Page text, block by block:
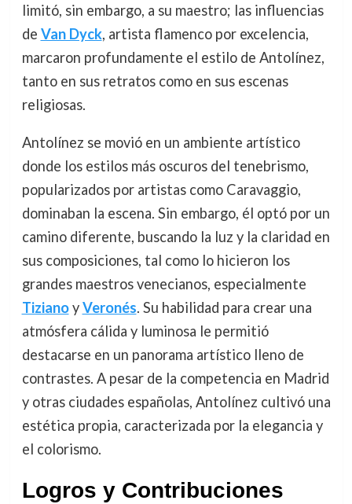
limitó, sin embargo, a su maestro; las influencias
de Van Dyck, artista flamenco por excelencia,
marcaron profundamente el estilo de Antolínez,
tanto en sus retratos como en sus escenas
religiosas.
Antolínez se movió en un ambiente artístico
donde los estilos más oscuros del tenebrismo,
popularizados por artistas como Caravaggio,
dominaban la escena. Sin embargo, él optó por un
camino diferente, buscando la luz y la claridad en
sus composiciones, tal como lo hicieron los
grandes maestros venecianos, especialmente
TizianoyVeronés. Su habilidad para crear una
atmósfera cálida y luminosa le permitió
destacarse en un panorama artístico lleno de
contrastes. A pesar de la competencia en Madrid
y otras ciudades españolas, Antolínez cultivó una
estética propia, caracterizada por la elegancia y
el colorismo.
Logros y Contribuciones